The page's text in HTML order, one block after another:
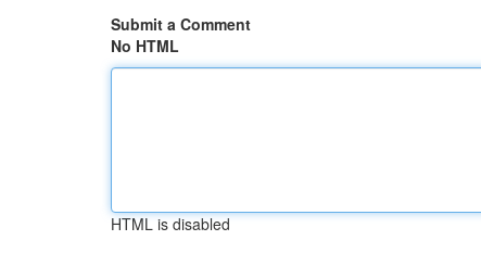
Submit a Comment
No HTML
HTML is disabled